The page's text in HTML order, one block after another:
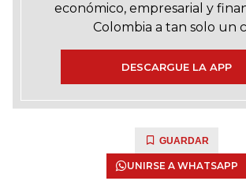
económico, empresarial y
Colombia a tan solo un
DESCARGUE LA APP
GUARDAR
UNIRSE A WHATSAPP